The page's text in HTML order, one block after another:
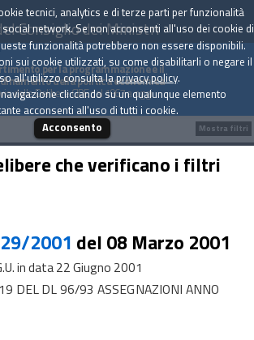
Consiglio dei Ministri
per la programmazione e il
della politica economica
delle Delibere CIPE dal 1967 a oggi
che verificano i filtri
2001 del 08 Marzo 2001
in data 22 Giugno 2001
DEL DL 96/93 ASSEGNAZIONI ANNO
Mostra filtri
tecnici, analytics e di terze parti per funzionalità
network. Se non acconsenti all'uso dei cookie di
funzionalità potrebbero non essere disponibili.
sui cookie utilizzati, su come disabilitarli o negare il
all'utilizzo consulta laprivacy policy.
cliccando su un qualunque elemento
acconsenti all'uso di tutti i cookie.
Acconsento